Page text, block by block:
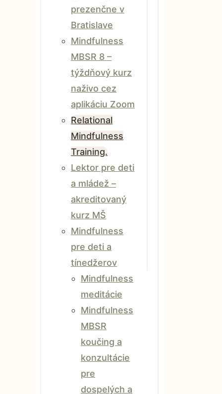
prezenčne v
Bratislave
Mindfulness
MBSR 8 –
týždňový kurz
naživo cez
aplikáciu Zoom
Relational
Mindfulness
Training.
Lektor pre deti
a mládež –
akreditovaný
kurz MŠ
Mindfulness
pre deti a
tínedžerov
Mindfulness
meditácie
Mindfulness
MBSR
koučing a
konzultácie
pre
dospelých a